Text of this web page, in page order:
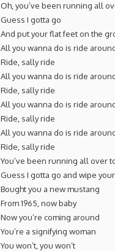
Oh, you’ve been running all
Guess I gotta go
And put your flat feet on the
All you wanna do is ride
Ride, sally ride
All you wanna do is ride
Ride, sally ride
All you wanna do is ride
Ride, sally ride
All you wanna do is ride
Ride, sally ride
You’ve been running all over
Guess I gotta go and wipe
Bought you a new mustang
From 1965, now baby
Now you’re coming around
You’re a signifying woman
You won’t, you won’t